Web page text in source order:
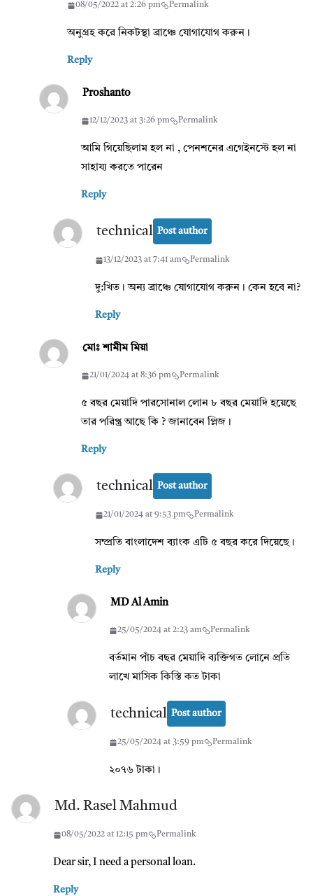
08/05/2022 at 2:26 pm Permalink
অনুগ্রহ করে নিকটস্থা ব্রাঞ্চে যোগাযোগ করুন।
Reply
Proshanto
12/12/2023 at 3:26 pm Permalink
আমি গিয়েছিলাম হল না , পেনশনের এগেইনস্টে হল না
সাহায্য করতে পারেন
Reply
technical Post author
13/12/2023 at 7:41 am Permalink
দু:খিত। অন্য ব্রাঞ্চে যোগাযোগ করুন। কেন হবে না?
Reply
মোঃ শামীম মিয়া
21/01/2024 at 8:36 pm Permalink
৫ বছর মেয়াদি পারসোনাল লোন ৮ বছর মেয়াদি হয়েছে
তার পরিপ্ত্র আছে কি ? জানাবেন প্লিজ।
Reply
technical Post author
21/01/2024 at 9:53 pm Permalink
সম্প্রতি বাংলাদেশ ব্যাংক এটি ৫ বছর করে দিয়েছে।
Reply
MD Al Amin
25/05/2024 at 2:23 am Permalink
বর্তমান পাঁচ বছর মেয়াদি ব্যক্তিগত লোনে প্রতি
লাখে মাসিক কিস্তি কত টাকা
technical Post author
25/05/2024 at 3:59 pm Permalink
২০৭৬ টাকা।
Md. Rasel Mahmud
08/05/2022 at 12:15 pm Permalink
Dear sir, I need a personal loan.
Reply